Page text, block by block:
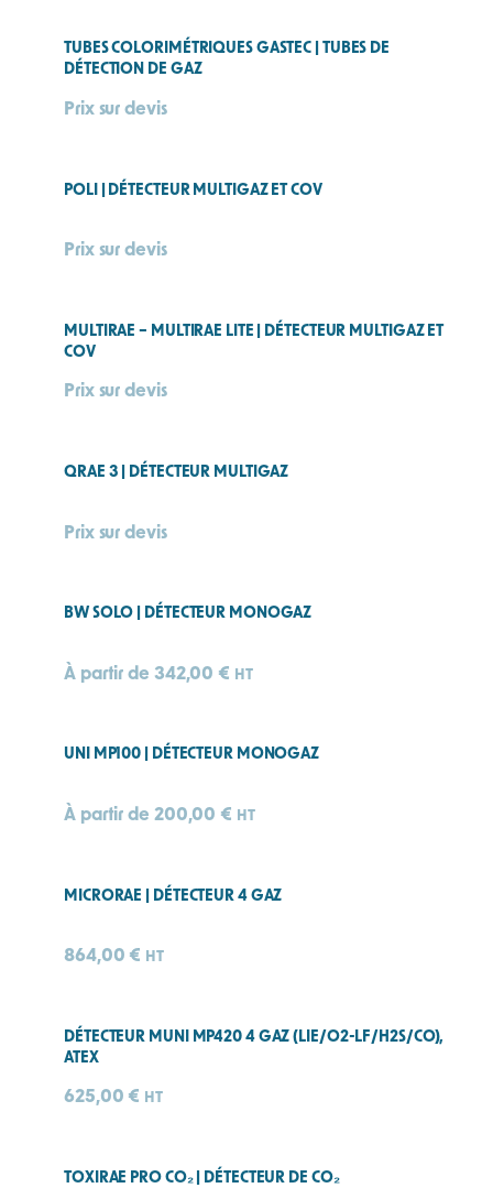
TUBES COLORIMÉTRIQUES GASTEC | TUBES DE
DÉTECTION DE GAZ
Prix sur devis
POLI | DÉTECTEUR MULTIGAZ ET COV
Prix sur devis
MULTIRAE – MULTIRAE LITE | DÉTECTEUR MULTIGAZ ET
COV
Prix sur devis
QRAE 3 | DÉTECTEUR MULTIGAZ
Prix sur devis
BW SOLO | DÉTECTEUR MONOGAZ
À partir de 342,00 € HT
UNI MP100 | DÉTECTEUR MONOGAZ
À partir de 200,00 € HT
MICRORAE | DÉTECTEUR 4 GAZ
864,00 € HT
DÉTECTEUR MUNI MP420 4 GAZ (LIE/O2-LF/H2S/CO),
ATEX
625,00 € HT
TOXIRAE PRO CO₂ | DÉTECTEUR DE CO₂